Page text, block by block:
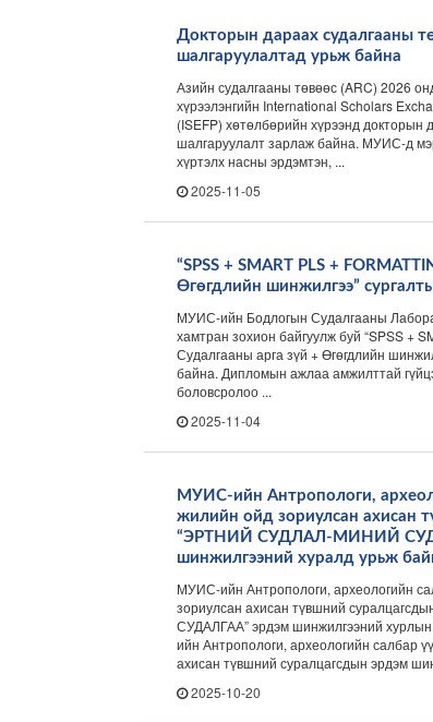
Докторын дараах судалгааны
шалгаруулалтад урьж байна
Азийн судалгааны төвөөс (ARC) 2026
хүрээлэнгийн International Scholars
(ISEFP) хөтөлбөрийн хүрээнд докторын
шалгаруулалт зарлаж байна. МУИС-д
хүртэлх насны эрдэмтэн, ...
2025-11-05
“SPSS + SMART PLS +
Өгөгдлийн шинжилгээ”
МУИС-ийн Бодлогын Судалгааны
хамтран зохион байгуулж буй “SPSS +
Судалгааны арга зүй + Өгөгдлийн
байна. Дипломын ажлаа амжилттай
боловсролоо ...
2025-11-04
МУИС-ийн Антропологи,
жилийн ойд зориулсан ахисан
“ЭРТНИЙ СУДЛАЛ-МИНИЙ
шинжилгээний хуралд урьж
МУИС-ийн Антропологи, археологийн
зориулсан ахисан түвшний
СУДАЛГАА” эрдэм шинжилгээний
ийн Антропологи, археологийн салбар
ахисан түвшний суралцагсдын эрдэм
2025-10-20